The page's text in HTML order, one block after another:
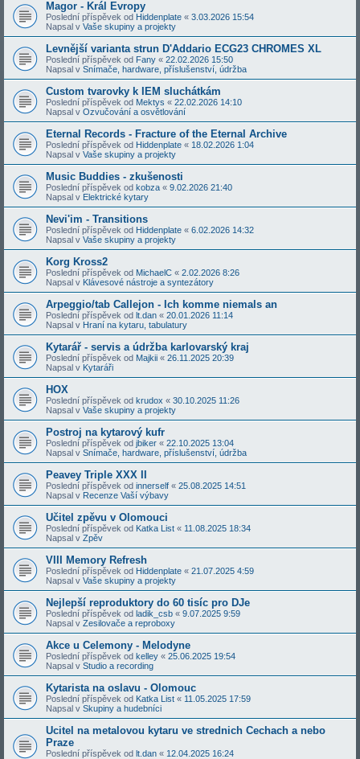
Magor - Král Evropy
Poslední příspěvek od Hiddenplate « 3.03.2026 15:54
Napsal v Vaše skupiny a projekty
Levnější varianta strun D'Addario ECG23 CHROMES XL
Poslední příspěvek od Fany « 22.02.2026 15:50
Napsal v Snímače, hardware, příslušenství, údržba
Custom tvarovky k IEM sluchátkám
Poslední příspěvek od Mektys « 22.02.2026 14:10
Napsal v Ozvučování a osvětlování
Eternal Records - Fracture of the Eternal Archive
Poslední příspěvek od Hiddenplate « 18.02.2026 1:04
Napsal v Vaše skupiny a projekty
Music Buddies - zkušenosti
Poslední příspěvek od kobza « 9.02.2026 21:40
Napsal v Elektrické kytary
Nevi'im - Transitions
Poslední příspěvek od Hiddenplate « 6.02.2026 14:32
Napsal v Vaše skupiny a projekty
Korg Kross2
Poslední příspěvek od MichaelC « 2.02.2026 8:26
Napsal v Klávesové nástroje a syntezátory
Arpeggio/tab Callejon - Ich komme niemals an
Poslední příspěvek od lt.dan « 20.01.2026 11:14
Napsal v Hraní na kytaru, tabulatury
Kytarář - servis a údržba karlovarský kraj
Poslední příspěvek od Majkii « 26.11.2025 20:39
Napsal v Kytaráři
HOX
Poslední příspěvek od krudox « 30.10.2025 11:26
Napsal v Vaše skupiny a projekty
Postroj na kytarový kufr
Poslední příspěvek od jbiker « 22.10.2025 13:04
Napsal v Snímače, hardware, příslušenství, údržba
Peavey Triple XXX II
Poslední příspěvek od innerself « 25.08.2025 14:51
Napsal v Recenze Vaší výbavy
Učitel zpěvu v Olomouci
Poslední příspěvek od Katka List « 11.08.2025 18:34
Napsal v Zpěv
VIII Memory Refresh
Poslední příspěvek od Hiddenplate « 21.07.2025 4:59
Napsal v Vaše skupiny a projekty
Nejlepší reproduktory do 60 tisíc pro DJe
Poslední příspěvek od ladik_csb « 9.07.2025 9:59
Napsal v Zesilovače a reproboxy
Akce u Celemony - Melodyne
Poslední příspěvek od kelley « 25.06.2025 19:54
Napsal v Studio a recording
Kytarista na oslavu - Olomouc
Poslední příspěvek od Katka List « 11.05.2025 17:59
Napsal v Skupiny a hudebníci
Ucitel na metalovou kytaru ve strednich Cechach a nebo
Praze
Poslední příspěvek od lt.dan « 12.04.2025 16:24